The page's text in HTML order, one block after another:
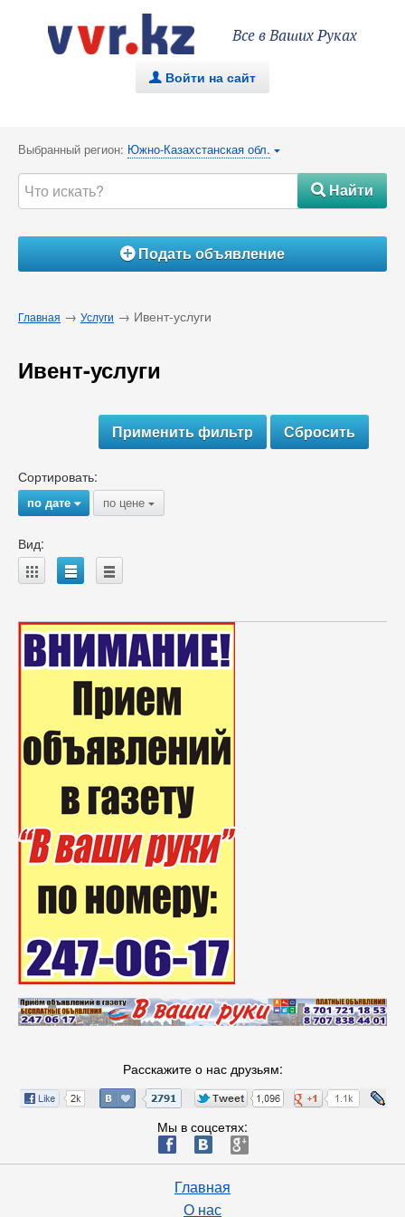
Все в Ваших Руках
. Войти на сайт
Выбранный регион: Южно-Казахстанская обл. {
#Найти
ÁПодать объявление
Главная → Услуги → Ивент-услуги
Ивент-услуги
Сортировать:
по дате{ по цене {
Вид:
A B C
Расскажите о нас друзьям:
Мы в соцсетях:
ä æ è
Главная
О нас